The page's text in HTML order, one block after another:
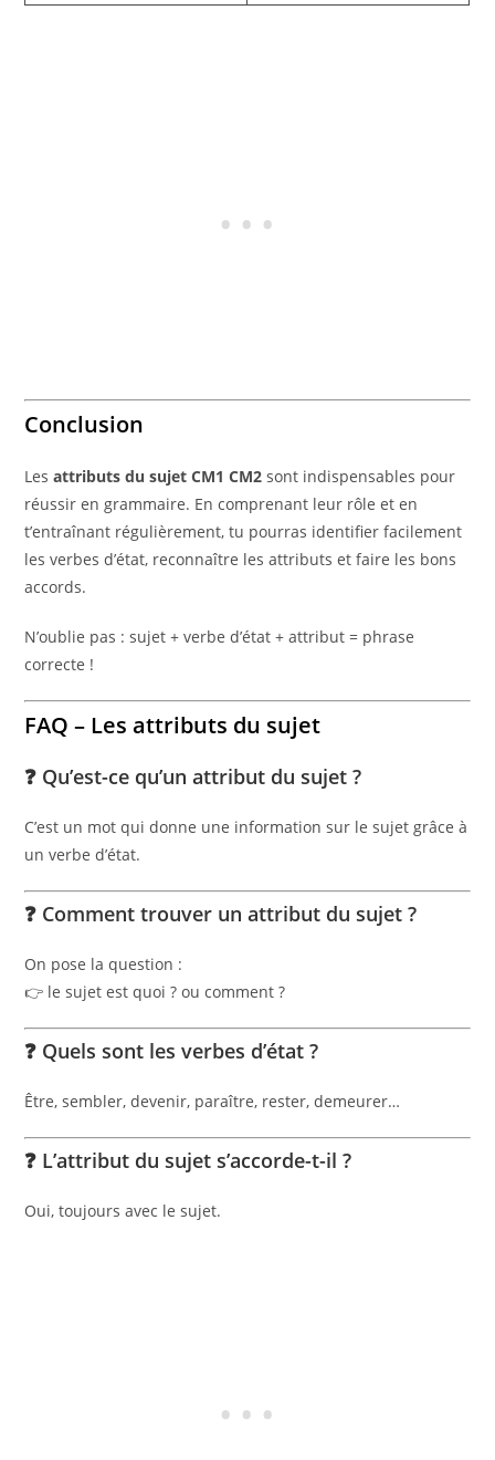
Conclusion
Lesattributs du sujet CM1 CM2 sont indispensables pour
réussir en grammaire. En comprenant leur rôle et en
t’entraînant régulièrement, tu pourras identifier facilement
les verbes d’état, reconnaître les attributs et faire les bons
accords.
N’oublie pas : sujet + verbe d’état + attribut = phrase
correcte !
FAQ – Les attributs du sujet
❓ Qu’est-ce qu’un attribut du sujet ?
C’est un mot qui donne une information sur le sujet grâce à
un verbe d’état.
❓ Comment trouver un attribut du sujet ?
On pose la question :
👉 le sujet est quoi ? ou comment ?
❓ Quels sont les verbes d’état ?
Être, sembler, devenir, paraître, rester, demeurer…
❓ L’attribut du sujet s’accorde-t-il ?
Oui, toujours avec le sujet.